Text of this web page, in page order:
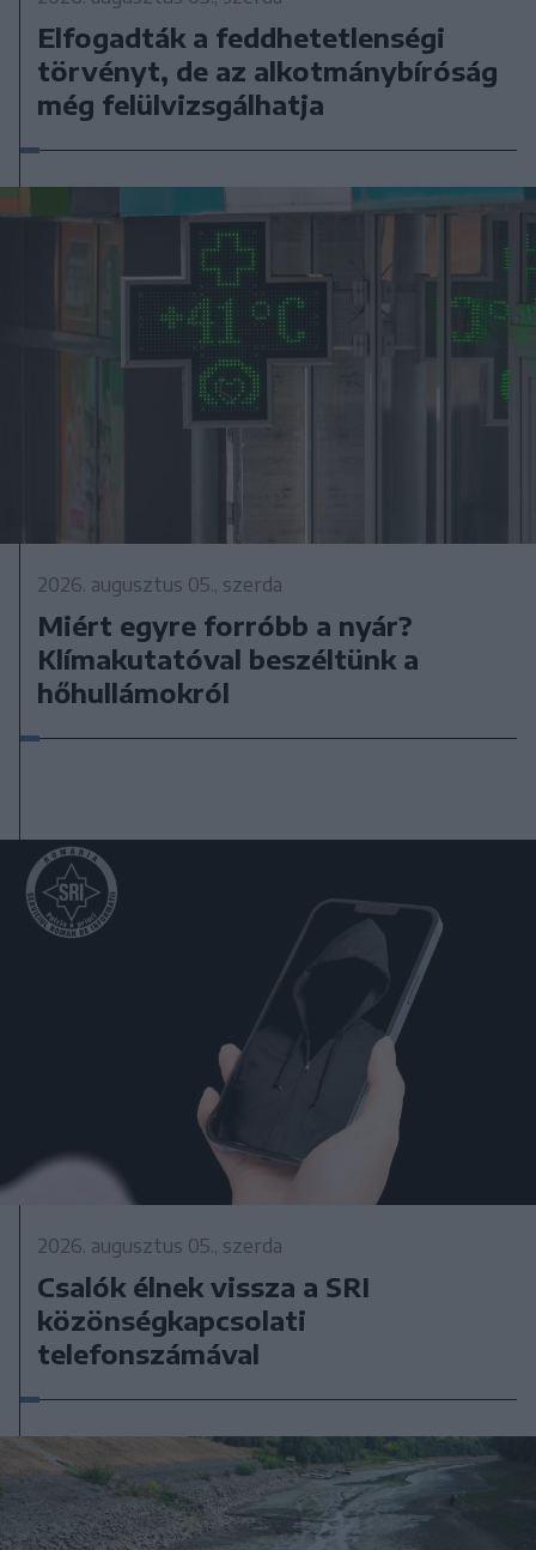
Elfogadták a feddhetetlenségi
törvényt, de az alkotmánybíróság
még felülvizsgálhatja
2026. augusztus 05., szerda
Miért egyre forróbb a nyár?
Klímakutatóval beszéltünk a
hőhullámokról
2026. augusztus 05., szerda
Csalók élnek vissza a SRI
közönségkapcsolati
telefonszámával